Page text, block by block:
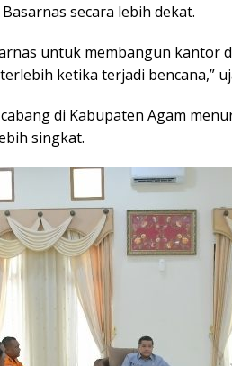
secara lebih dekat.
untuk membangun kantor
ketika terjadi bencana,”
di Kabupaten Agam
singkat.